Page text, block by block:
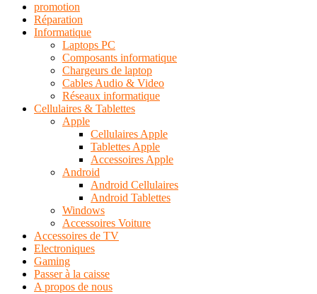
promotion
Réparation
Informatique
Laptops PC
Composants informatique
Chargeurs de laptop
Cables Audio & Video
Réseaux informatique
Cellulaires & Tablettes
Apple
Cellulaires Apple
Tablettes Apple
Accessoires Apple
Android
Android Cellulaires
Android Tablettes
Windows
Accessoires Voiture
Accessoires de TV
Electroniques
Gaming
Passer à la caisse
A propos de nous